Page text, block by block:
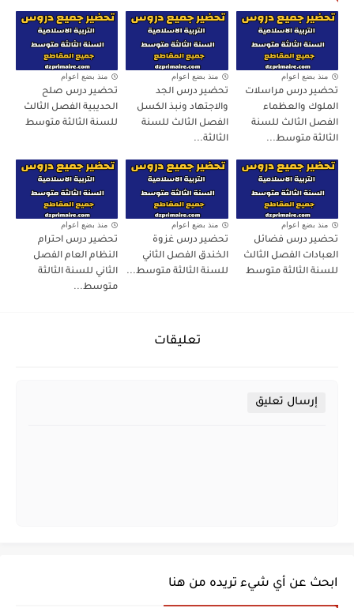
منذ بضع اعوام
تحضير درس مراسلات
الملوك والعظماء
الفصل الثالث للسنة
الثالثة متوسط...
منذ بضع اعوام
تحضير درس الجد
والاجتهاد ونبذ الكسل
الفصل الثالث للسنة
الثالثة...
منذ بضع اعوام
تحضير درس صلح
الحديبية الفصل الثالث
للسنة الثالثة متوسط
منذ بضع اعوام
تحضير درس فضائل
العبادات الفصل الثالث
للسنة الثالثة متوسط
منذ بضع اعوام
تحضير درس غزوة
الخندق الفصل الثاني
للسنة الثالثة متوسط...
منذ بضع اعوام
تحضير درس احترام
النظام العام الفصل
الثاني للسنة الثالثة
متوسط...
تعليقات
إرسال تعليق
ابحث عن أي شيء تريده من هنا